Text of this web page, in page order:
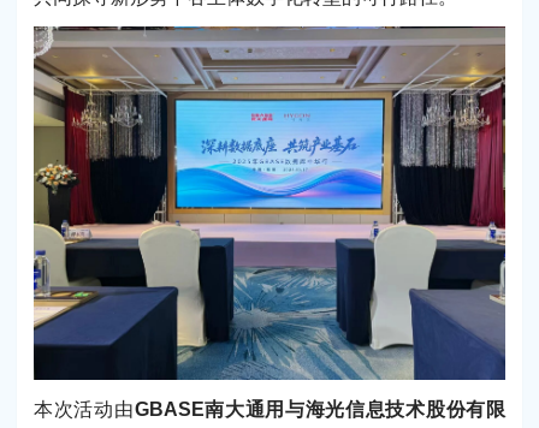
本次活动由GBASE南大通用与海光信息技术股份有限